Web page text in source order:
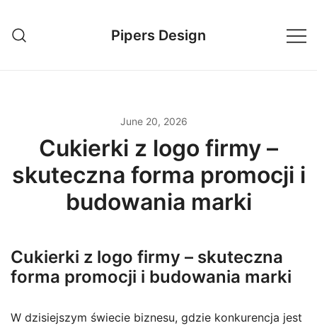
content
Pipers Design
June 20, 2026
Cukierki z logo firmy –
skuteczna forma promocji i
budowania marki
Cukierki z logo firmy – skuteczna
forma promocji i budowania marki
W dzisiejszym świecie biznesu, gdzie konkurencja jest